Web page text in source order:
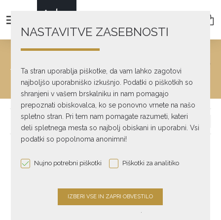
text_home
Turntables
Phono cartridges
MM
NASTAVITVE ZASEBNOSTI
Ta stran uporablja piškotke, da vam lahko zagotovi
najboljšo uporabniško izkušnjo. Podatki o piškotkih so
shranjeni v vašem brskalniku in nam pomagajo
prepoznati obiskovalca, ko se ponovno vrnete na našo
spletno stran. Pri tem nam pomagate razumeti, kateri
deli spletnega mesta so najbolj obiskani in uporabni. Vsi
podatki so popolnoma anonimni!
Nujno potrebni piškotki Piškotki za analitiko
.